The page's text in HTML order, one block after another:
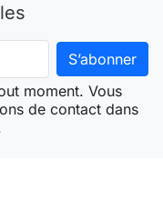
moment. Vous
de contact dans